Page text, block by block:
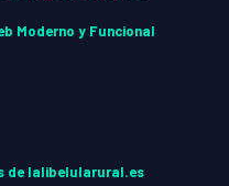
Moderno y Funcional
de lalibelularural.es